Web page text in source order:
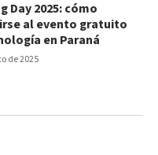
de 2025
Day 2025: cómo
al evento gratuito
en Paraná